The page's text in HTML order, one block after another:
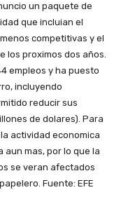
un paquete de
que incluian el
competitivas y el
los proximos dos años.
empleos y ha puesto
incluyendo
reducir sus
de dolares). Para
actividad economica
mas, por lo que la
se veran afectados
Fuente: EFE